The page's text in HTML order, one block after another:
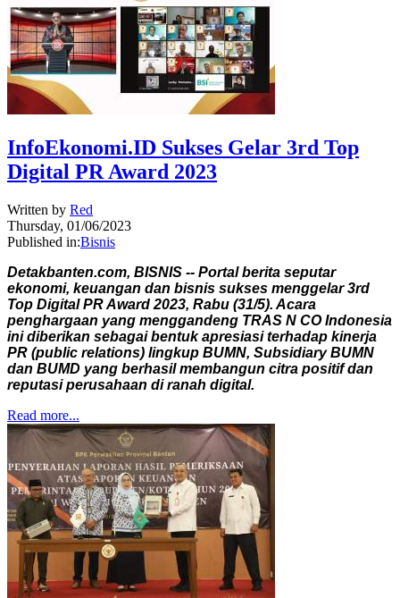
InfoEkonomi.ID Sukses Gelar 3rd Top
Digital PR Award 2023
Written by Red
Thursday, 01/06/2023
Published in:Bisnis
Detakbanten.com, BISNIS -- Portal berita seputar
ekonomi, keuangan dan bisnis sukses menggelar 3rd
Top Digital PR Award 2023, Rabu (31/5). Acara
penghargaan yang menggandeng TRAS N CO Indonesia
ini diberikan sebagai bentuk apresiasi terhadap kinerja
PR (public relations) lingkup BUMN, Subsidiary BUMN
dan BUMD yang berhasil membangun citra positif dan
reputasi perusahaan di ranah digital.
Read more...